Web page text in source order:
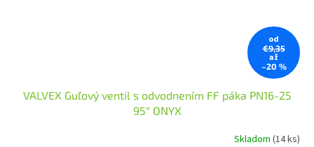
od
€9,35
až
–20 %
VALVEX Guľový ventil s odvodnením FF páka PN16-25
95° ONYX
Skladom (14 ks)